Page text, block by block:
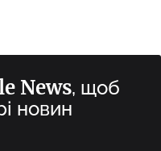
News, щоб
новин